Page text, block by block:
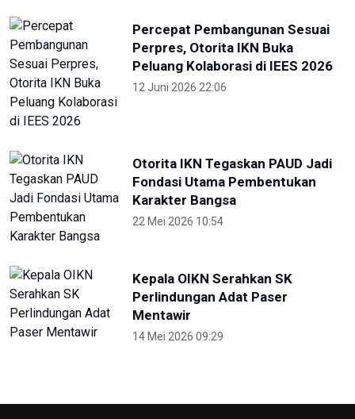
Percepat Pembangunan Sesuai
Perpres, Otorita IKN Buka
Peluang Kolaborasi di IEES 2026
12 Juni 2026 22:06
Otorita IKN Tegaskan PAUD Jadi
Fondasi Utama Pembentukan
Karakter Bangsa
22 Mei 2026 10:54
Kepala OIKN Serahkan SK
Perlindungan Adat Paser
Mentawir
14 Mei 2026 09:29